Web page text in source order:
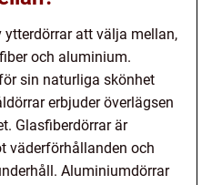
ytterdörrar att välja mellan,
och aluminium.
sin naturliga skönhet
erbjuder överlägsen
Glasfiberdörrar är
väderförhållanden och
Aluminiumdörrar